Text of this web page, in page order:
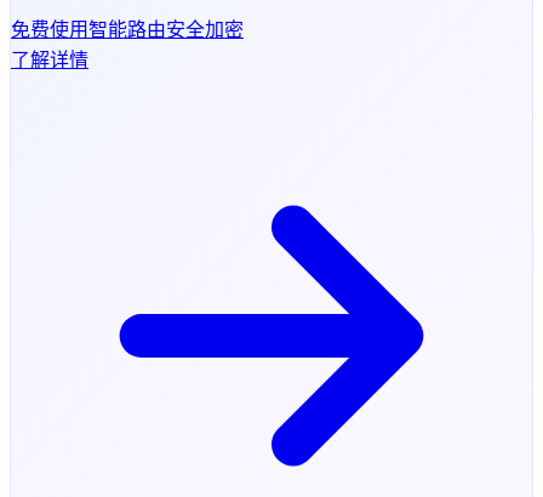
免费使用智能路由安全加密
了解详情